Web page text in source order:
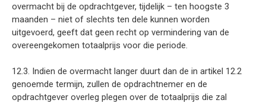
overmacht bij de opdrachtgever, tijdelijk – ten hoogste 3
maanden – niet of slechts ten dele kunnen worden
uitgevoerd, geeft dat geen recht op vermindering van de
overeengekomen totaalprijs voor die periode.
12.3. Indien de overmacht langer duurt dan de in artikel 12.2
genoemde termijn, zullen de opdrachtnemer en de
opdrachtgever overleg plegen over de totaalprijs die zal